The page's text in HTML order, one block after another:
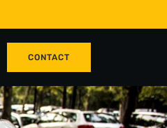
CONTACT